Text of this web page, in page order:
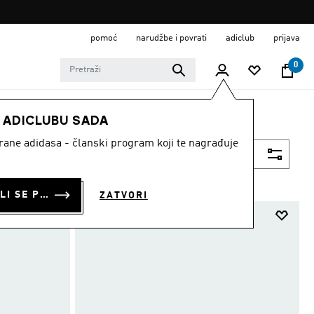
pomoć narudžbe i povrati adiclub prijava
0
ADICLUBU SADA
adidasa - članski program koji te nagrađuje
PRIJAVI SE ILI SE PRIDRUŽI SADA ZATVORI